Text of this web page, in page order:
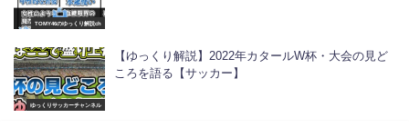
TOMY46のゆっくり解説ch
ゆっくりサッカーチャンネル
【ゆっくり解説】2022年カタールW杯・大会の見ど
ころを語る【サッカー】